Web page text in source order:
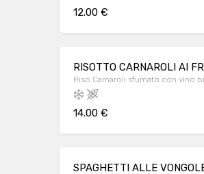
12.00 €
RISOTTO CARNAROLI AI
Riso Carnaroli sfumato con vino
14.00 €
SPAGHETTI ALLE